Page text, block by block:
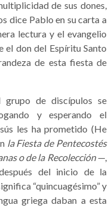
de sus dones,
dice Pablo en su carta a
lectura y el evangelio
el don del Espíritu Santo
de esta fiesta de
grupo de discípulos se
y esperando el
les ha prometido (He
la Fiesta de Pentecostés
o de la Recolección—,
del inicio de la
“quincuagésimo” y
griega daban a esta